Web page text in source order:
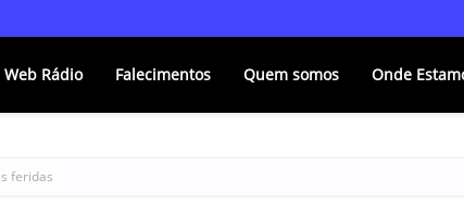
Web Rádio Falecimentos Quem somos Onde
feridas